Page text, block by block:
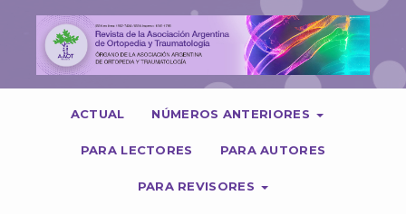
ACTUAL NÚMEROS ANTERIORES
PARA LECTORES PARA AUTORES
PARA REVISORES